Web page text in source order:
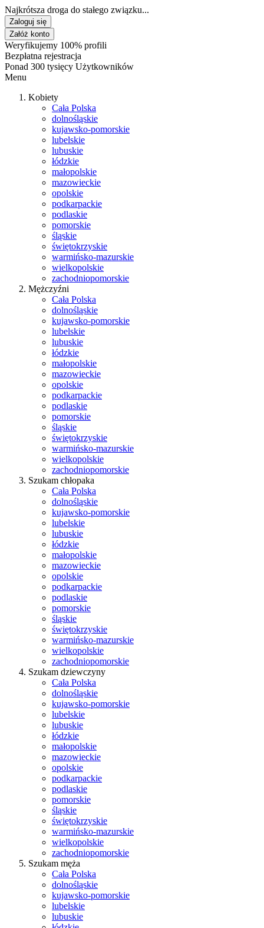
Najkrótsza droga do stałego związku...
Zaloguj się
Załóż konto
Weryfikujemy 100% profili
Bezpłatna rejestracja
Ponad 300 tysięcy Użytkowników
Menu
Kobiety
Cała Polska
dolnośląskie
kujawsko-pomorskie
lubelskie
lubuskie
łódzkie
małopolskie
mazowieckie
opolskie
podkarpackie
podlaskie
pomorskie
śląskie
świętokrzyskie
warmińsko-mazurskie
wielkopolskie
zachodniopomorskie
Mężczyźni
Cała Polska
dolnośląskie
kujawsko-pomorskie
lubelskie
lubuskie
łódzkie
małopolskie
mazowieckie
opolskie
podkarpackie
podlaskie
pomorskie
śląskie
świętokrzyskie
warmińsko-mazurskie
wielkopolskie
zachodniopomorskie
Szukam chłopaka
Cała Polska
dolnośląskie
kujawsko-pomorskie
lubelskie
lubuskie
łódzkie
małopolskie
mazowieckie
opolskie
podkarpackie
podlaskie
pomorskie
śląskie
świętokrzyskie
warmińsko-mazurskie
wielkopolskie
zachodniopomorskie
Szukam dziewczyny
Cała Polska
dolnośląskie
kujawsko-pomorskie
lubelskie
lubuskie
łódzkie
małopolskie
mazowieckie
opolskie
podkarpackie
podlaskie
pomorskie
śląskie
świętokrzyskie
warmińsko-mazurskie
wielkopolskie
zachodniopomorskie
Szukam męża
Cała Polska
dolnośląskie
kujawsko-pomorskie
lubelskie
lubuskie